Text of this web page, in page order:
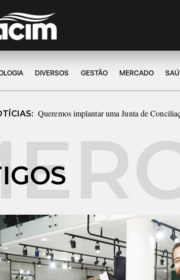
DIVERSOS GESTÃO MERCADO
Queremos implantar uma Junta de